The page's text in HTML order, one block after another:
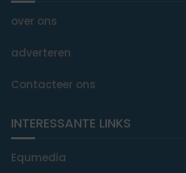
over ons
adverteren
Contacteer ons
INTERESSANTE LINKS
Equmedia